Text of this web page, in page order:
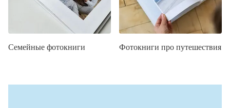
Семейные фотокниги Фотокниги про путешествия